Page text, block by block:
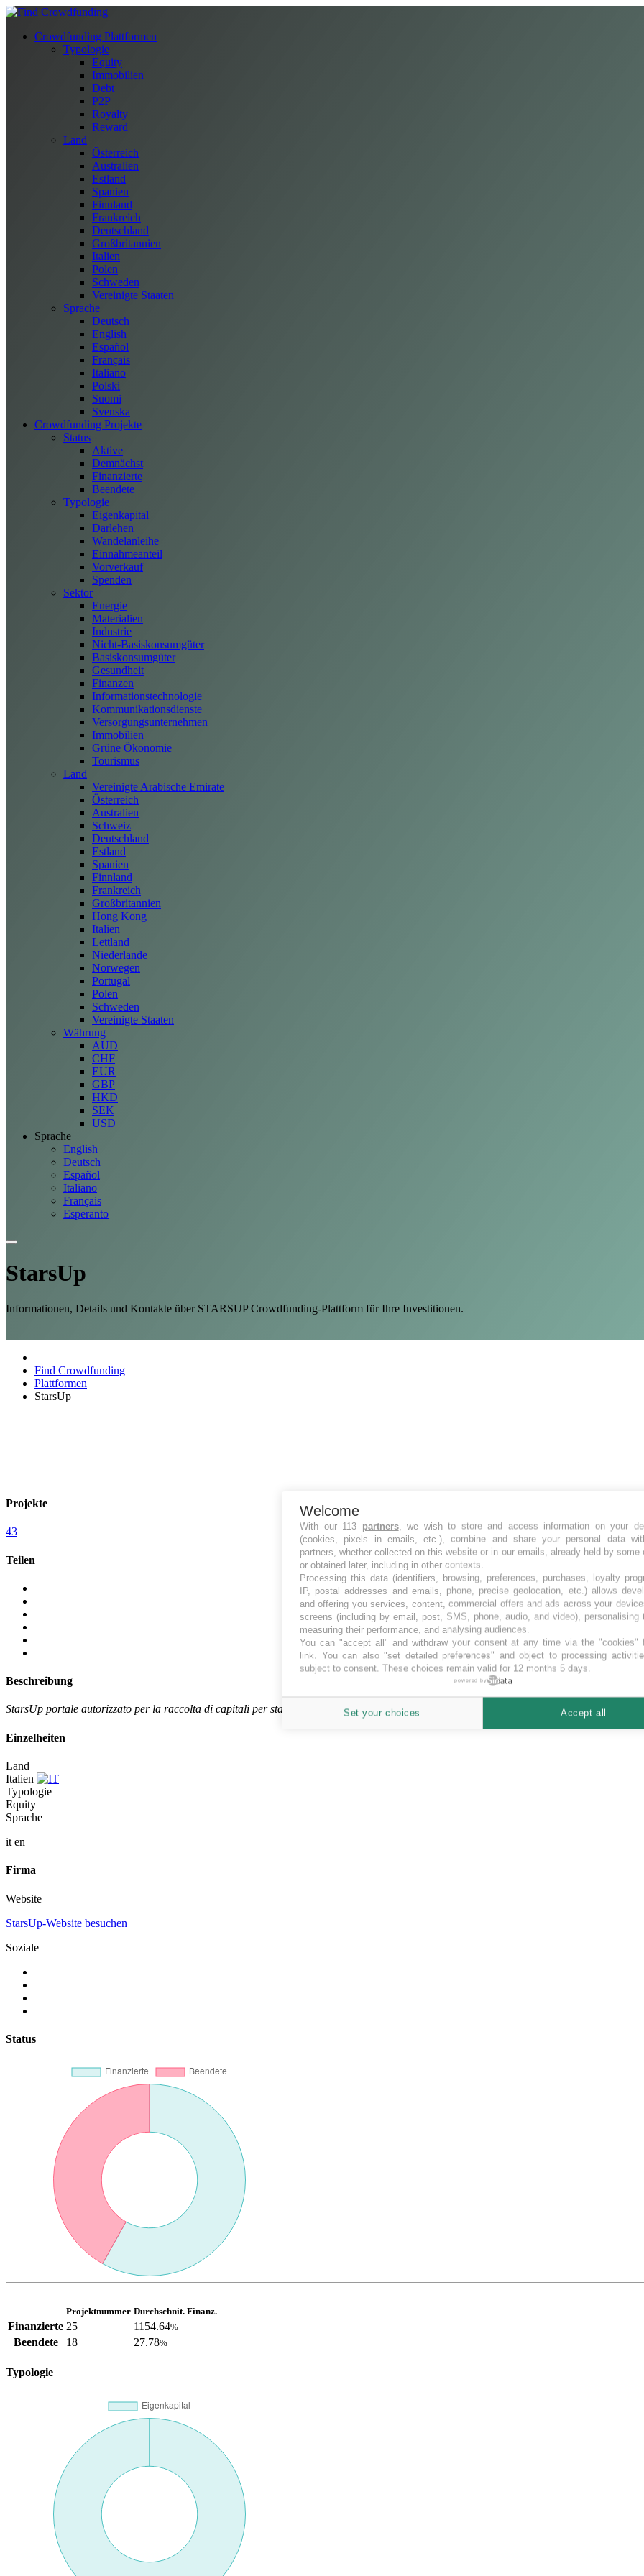
Crowdfunding Plattformen
Typologie
Equity
Immobilien
Debt
P2P
Royalty
Reward
Land
Österreich
Australien
Estland
Spanien
Finnland
Frankreich
Deutschland
Großbritannien
Italien
Polen
Schweden
Vereinigte Staaten
Sprache
Deutsch
English
Español
Français
Italiano
Polski
Suomi
Svenska
Crowdfunding Projekte
Status
Aktive
Demnächst
Finanzierte
Beendete
Typologie
Eigenkapital
Darlehen
Wandelanleihe
Einnahmeanteil
Vorverkauf
Spenden
Sektor
Energie
Materialien
Industrie
Nicht-Basiskonsumgüter
Basiskonsumgüter
Gesundheit
Finanzen
Informationstechnologie
Kommunikationsdienste
Versorgungsunternehmen
Immobilien
Grüne Ökonomie
Tourismus
Land
Vereinigte Arabische Emirate
Österreich
Australien
Schweiz
Deutschland
Estland
Spanien
Finnland
Frankreich
Großbritannien
Hong Kong
Italien
Lettland
Niederlande
Norwegen
Portugal
Polen
Schweden
Vereinigte Staaten
Währung
AUD
CHF
EUR
GBP
HKD
SEK
USD
Sprache
English
Deutsch
Español
Italiano
Français
Esperanto
StarsUp
Informationen, Details und Kontakte über STARSUP Crowdfunding-Plattform für Ihre Investitionen.
Find Crowdfunding
Plattformen
StarsUp
Projekte
43
Teilen
Beschreibung
StarsUp portale autorizzato per la raccolta di capitali per start-up innovative. Con il crowdfunding tante opportunità sia per chi ha un
Einzelheiten
Land
Italien
Typologie
Equity
Sprache
it en
Firma
Website
StarsUp-Website besuchen
Soziale
Status
Projektnummer Durchschnit. Finanz.
Finanzierte 25 1154.64%
Beendete 18 27.78%
Typologie
Welcome
With our 113 partners, we wish to store and access information on your
(cookies, pixels in emails, etc.), combine and share your personal data
partners, whether collected on this website or in our emails, already held by some
or obtained later, including in other contexts.
Processing this data (identifiers, browsing, preferences, purchases, loyalty
IP, postal addresses and emails, phone, precise geolocation, etc.) allows
and offering you services, content, commercial offers and ads across your
screens (including by email, post, SMS, phone, audio, and video), personalising
measuring their performance, and analysing audiences.
You can "accept all" and withdraw your consent at any time via the "cookies"
link. You can also "set detailed preferences" and object to processing
subject to consent. These choices remain valid for 12 months 5 days.
powered by
Set your choices Accept all